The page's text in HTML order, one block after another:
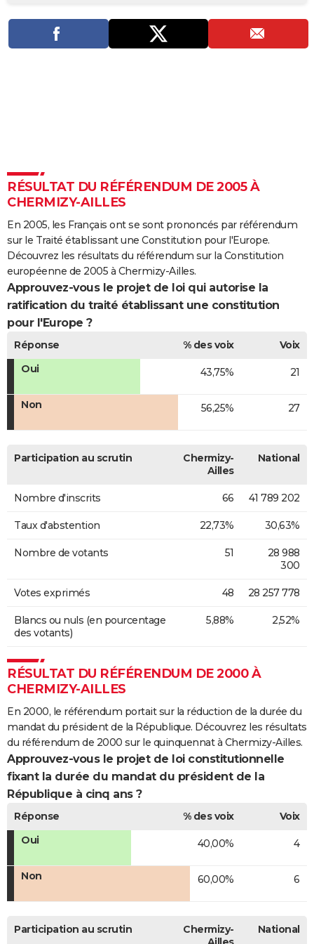
PHOTO
GUIDES D'ACHAT
COPAINS D'AVANT
FORUM
Bricolage
Lifestyle
Culture
Sport
Auto
Television
Voyage
Cinema
RÉSULTAT DU RÉFÉRENDUM DE 2005 À
CHERMIZY-AILLES
En 2005, les Français ont se sont prononcés par référendum
sur le Traité établissant une Constitution pour l'Europe.
Découvrez les résultats du référendum sur la Constitution
européenne de 2005 à Chermizy-Ailles.
Approuvez-vous le projet de loi qui autorise la
ratification du traité établissant une constitution
pour l'Europe ?
Réponse % des voix
Voix
Oui
43,75% 21
Non 56,25% 27
Participation au scrutin
Chermizy-
Ailles
National
Nombre d'inscrits 66 41 789 202
Taux d'abstention 22,73% 30,63%
Nombre de votants 51
28 988
300
Votes exprimés 48 28 257 778
Blancs ou nuls (en pourcentage
des votants)
5,88% 2,52%
RÉSULTAT DU RÉFÉRENDUM DE 2000 À
CHERMIZY-AILLES
En 2000, le référendum portait sur la réduction de la durée du
mandat du président de la République. Découvrez les résultats
du référendum de 2000 sur le quinquennat à Chermizy-Ailles.
Approuvez-vous le projet de loi constitutionnelle
fixant la durée du mandat du président de la
République à cinq ans ?
Réponse % des voix
Voix
Oui
40,00% 4
Non 60,00% 6
Participation au scrutin
Chermizy-
National